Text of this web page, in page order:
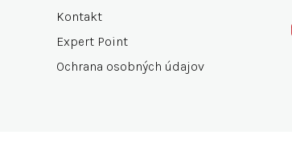
Kontakt
Expert Point
Ochrana osobných údajov